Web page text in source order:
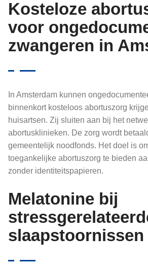
Kosteloze
voor
zwangeren in
In Amsterdam kunnen
binnenkort kosteloos abortuszorg
huisartsen. Zij sluiten aan bij het
abortusklinieken. De zorg wordt
gemeentelijk noodfonds. Het doel is
toegankelijke abortuszorg te bieden
zonder identiteitspapieren.
Melatonine bij
slaapstoornissen